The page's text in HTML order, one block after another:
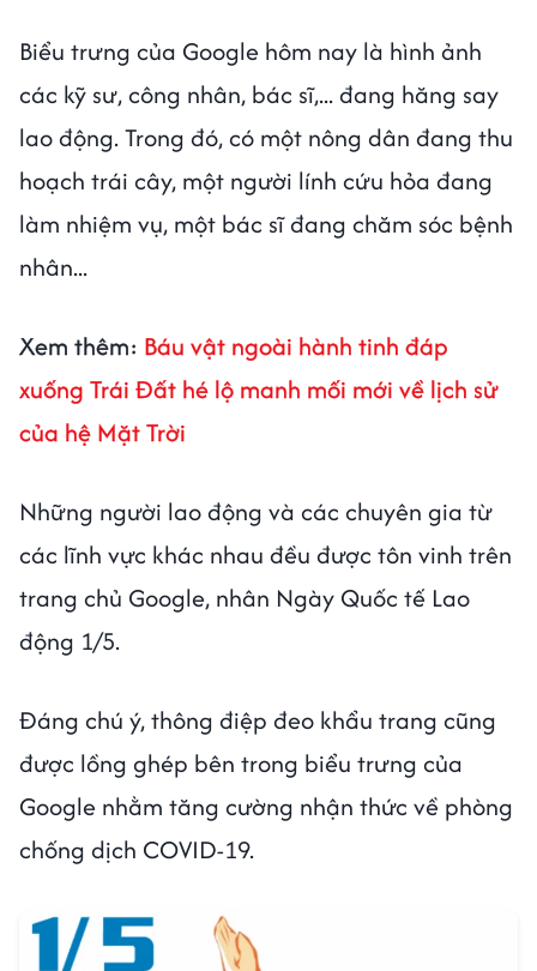
Biểu trưng của Google hôm nay là hình ảnh
các kỹ sư, công nhân, bác sĩ,... đang hăng say
lao động. Trong đó, có một nông dân đang thu
hoạch trái cây, một người lính cứu hỏa đang
làm nhiệm vụ, một bác sĩ đang chăm sóc bệnh
nhân...
Xem thêm: Báu vật ngoài hành tinh đáp
xuống Trái Đất hé lộ manh mối mới về lịch sử
của hệ Mặt Trời
Những người lao động và các chuyên gia từ
các lĩnh vực khác nhau đều được tôn vinh trên
trang chủ Google, nhân Ngày Quốc tế Lao
động 1/5.
Đáng chú ý, thông điệp đeo khẩu trang cũng
được lồng ghép bên trong biểu trưng của
Google nhằm tăng cường nhận thức về phòng
chống dịch COVID-19.